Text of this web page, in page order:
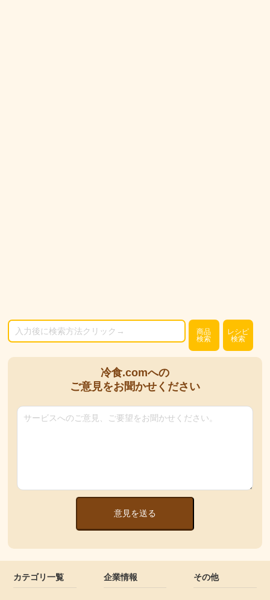
商品
検索
レシピ
検索
冷食.comへの
ご意見をお聞かせください
意見を送る
カテゴリ一覧 企業情報 その他